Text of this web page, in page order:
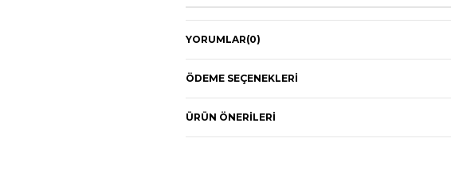
YORUMLAR(0)
ÖDEME SEÇENEKLERI
ÜRÜN ÖNERILERI